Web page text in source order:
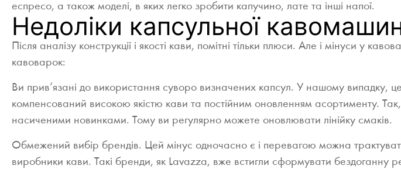
еспресо, а також моделі, в яких легко зробити капучино, лате та інші напої.
Недоліки капсульної
Після аналізу конструкції і якості кави, помітні тільки плюси. Але і мінуси у
кавоварок:
Ви прив’язані до використання суворо визначених капсул. У нашому випадку,
компенсований високою якістю кави та постійним оновленням асортименту. Так,
насиченими новинками. Тому ви регулярно можете оновлювати лінійку смаків.
Обмежений вибір брендів. Цей мінус одночасно є і перевагою можна
виробники кави. Такі бренди, як Lavazza, вже встигли сформувати бездоганну